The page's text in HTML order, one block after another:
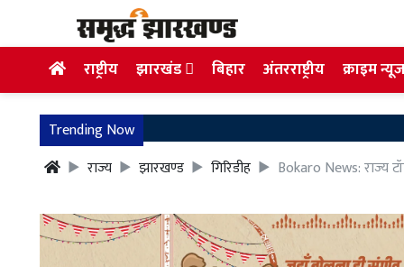
राष्ट्रीय झारखंड बिहार अंतरराष्ट्रीय क्राइम न्यूज
Trending Now
राज्य
झारखण्ड गिरिडीह Bokaro News: राज्य